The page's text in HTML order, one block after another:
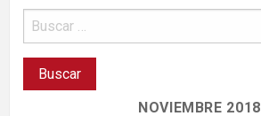
NOVIEMBRE 2018